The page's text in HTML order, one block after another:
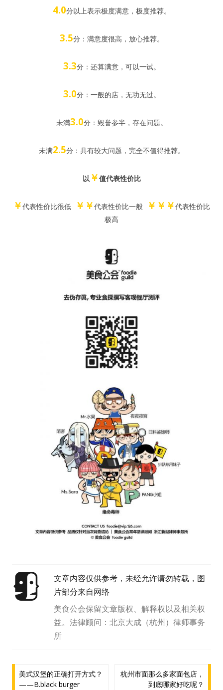
4.0分以上表示极度满意，极度推荐。
3.5分：满意度很高，放心推荐。
3.3分：还算满意，可以一试。
3.0分：一般的店，无功无过。
未满3.0分：毁誉参半，存在问题。
未满2.5分：具有较大问题，完全不值得推荐。
以￥值代表性价比
￥代表性价比很低 ￥￥代表性价比一般 ￥￥￥代表性价比
极高
文章内容仅供参考，未经允许请勿转载，图
片部分来自网络
美食公会保留文章版权、解释权以及相关权
益。法律顾问：北京大成（杭州）律师事务
所
美式汉堡的正确打开方式？
——B.black burger
杭州市面那么多家面包店，
到底哪家好吃呢？